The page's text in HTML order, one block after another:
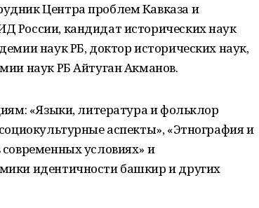
Центра проблем Кавказа и
России, кандидат исторических наук
наук РБ, доктор исторических наук,
наук РБ Айтуган Акманов.
«Языки, литература и фольклор
аспекты», «Этнография и
условиях» и
идентичности башкир и других